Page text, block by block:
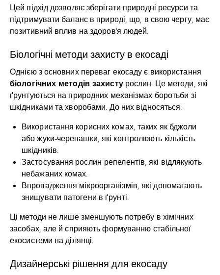
Цей підхід дозволяє зберігати природні ресурси та
підтримувати баланс в природі, що, в свою чергу, має
позитивний вплив на здоров’я людей.
Біологічні методи захисту в екосаді
Однією з основних переваг екосаду є використання
біологічних методів захистурослин. Це методи, які
ґрунтуються на природних механізмах боротьби зі
шкідниками та хворобами. До них відносяться:
Використання корисних комах, таких як бджоли
або жуки-черепашки, які контролюють кількість
шкідників.
Застосування рослин-репелентів, які відлякують
небажаних комах.
Впровадження мікроорганізмів, які допомагають
знищувати патогени в ґрунті.
Ці методи не лише зменшують потребу в хімічних
засобах, але й сприяють формуванню стабільної
екосистеми на ділянці.
Дизайнерські рішення для екосаду